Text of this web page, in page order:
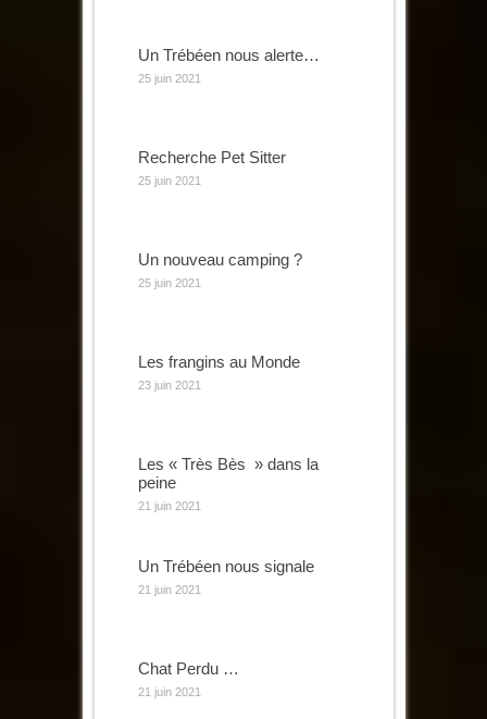
Un Trébéen nous alerte…
25 juin 2021
Recherche Pet Sitter
25 juin 2021
Un nouveau camping ?
25 juin 2021
Les frangins au Monde
23 juin 2021
Les « Très Bès » dans la
peine
21 juin 2021
Un Trébéen nous signale
21 juin 2021
Chat Perdu …
21 juin 2021